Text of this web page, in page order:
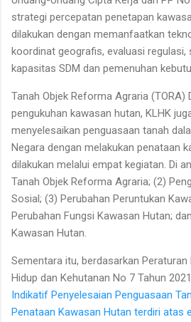
strategi percepatan penetapan
dilakukan dengan memanfaatkan
koordinat geografis, evaluasi regulasi,
kapasitas SDM dan pemenuhan
Tanah Objek Reforma Agraria (TORA)
pengukuhan kawasan hutan, KLHK
menyelesaikan penguasaan tanah
Negara dengan melakukan penataan
dilakukan melalui empat kegiatan. Di
Tanah Objek Reforma Agraria; (2)
Sosial; (3) Perubahan Peruntukan
Perubahan Fungsi Kawas­an Hutan;
Kawasan Hutan.
Sementara itu, berdasarkan Peraturan
Hidup dan Kehutanan No 7 Tahun
Indikatif Penyelesai­an Penguasaan
Penataan Kawas­an Hutan terdiri atas